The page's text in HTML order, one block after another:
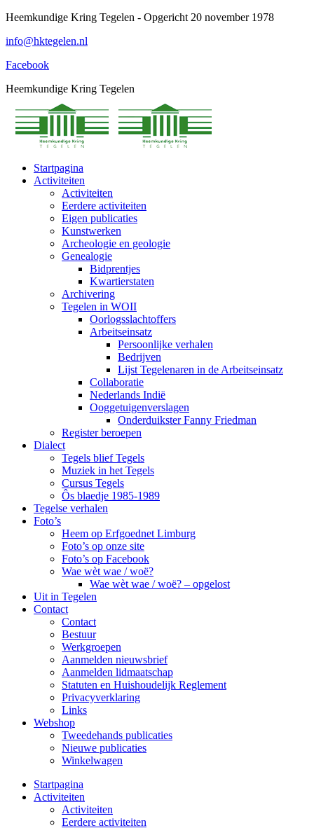
Spring
content
Heemkundige Kring Tegelen - Opgericht 20 november 1978
info@hktegelen.nl
Facebook
Heemkundige Kring Tegelen
Startpagina
Activiteiten
Activiteiten
Eerdere activiteiten
Eigen publicaties
Kunstwerken
Archeologie en geologie
Genealogie
Bidprentjes
Kwartierstaten
Archivering
Tegelen in WOII
Oorlogsslachtoffers
Arbeitseinsatz
Persoonlijke verhalen
Bedrijven
Lijst Tegelenaren in de Arbeitseinsatz
Collaboratie
Nederlands Indië
Ooggetuigenverslagen
Onderduikster Fanny Friedman
Register beroepen
Dialect
Tegels blief Tegels
Muziek in het Tegels
Cursus Tegels
Ôs blaedje 1985-1989
Tegelse verhalen
Foto’s
Heem op Erfgoednet Limburg
Foto’s op onze site
Foto’s op Facebook
Wae wèt wae / woë?
Wae wèt wae / woë? – opgelost
Uit in Tegelen
Contact
Contact
Bestuur
Werkgroepen
Aanmelden nieuwsbrief
Aanmelden lidmaatschap
Statuten en Huishoudelijk Reglement
Privacyverklaring
Links
Webshop
Tweedehands publicaties
Nieuwe publicaties
Winkelwagen
Startpagina
Activiteiten
Activiteiten
Eerdere activiteiten